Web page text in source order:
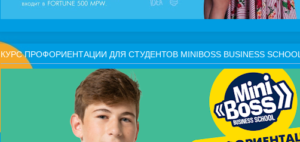
КУРС ПРОФОРИЕНТАЦИИ ДЛЯ СТУДЕНТОВ MINIBOSS BUSINESS SCHOOL